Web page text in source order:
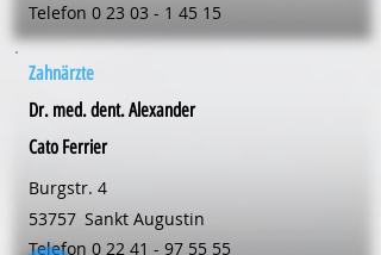
Telefon 0 23 03 - 1 45 15
Zahnärzte
Dr. med. dent. Alexander
Cato Ferrier
Burgstr. 4
53757 Sankt Augustin
Telefon 0 22 41 - 97 55 55